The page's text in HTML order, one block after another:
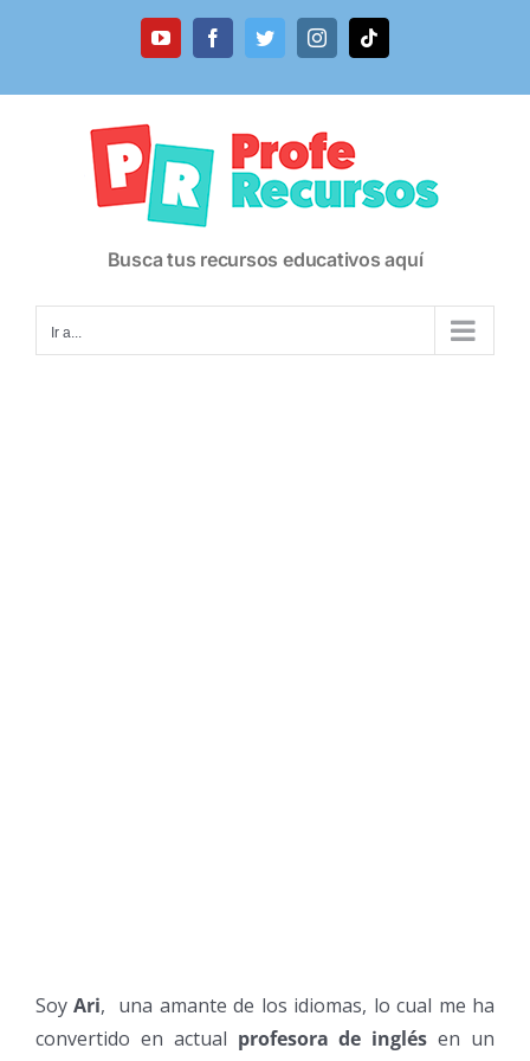
YouTubeFacebookTwitterInstagramTiktok
Busca tus recursos educativos aquí
Ir a...
SoyAri, una amante de los idiomas, lo cual me ha
convertido en actual profesora de inglés en un